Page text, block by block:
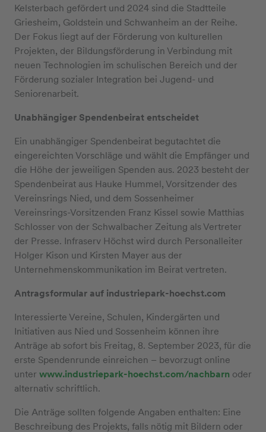
Kelsterbach gefördert und 2024 sind die Stadtteile
Griesheim, Goldstein und Schwanheim an der Reihe.
Der Fokus liegt auf der Förderung von kulturellen
Projekten, der Bildungsförderung in Verbindung mit
neuen Technologien im schulischen Bereich und der
Förderung sozialer Integration bei Jugend- und
Seniorenarbeit.
Unabhängiger Spendenbeirat entscheidet
Ein unabhängiger Spendenbeirat begutachtet die
eingereichten Vorschläge und wählt die Empfänger und
die Höhe der jeweiligen Spenden aus. 2023 besteht der
Spendenbeirat aus Hauke Hummel, Vorsitzender des
Vereinsrings Nied, und dem Sossenheimer
Vereinsrings-Vorsitzenden Franz Kissel sowie Matthias
Schlosser von der Schwalbacher Zeitung als Vertreter
der Presse. Infraserv Höchst wird durch Personalleiter
Holger Kison und Kirsten Mayer aus der
Unternehmenskommunikation im Beirat vertreten.
Antragsformular auf industriepark-hoechst.com
Interessierte Vereine, Schulen, Kindergärten und
Initiativen aus Nied und Sossenheim können ihre
Anträge ab sofort bis Freitag, 8. September 2023, für die
erste Spendenrunde einreichen – bevorzugt online
unter www.industriepark-hoechst.com/nachbarn oder
alternativ schriftlich.
Die Anträge sollten folgende Angaben enthalten: Eine
Beschreibung des Projekts, falls nötig mit Bildern oder